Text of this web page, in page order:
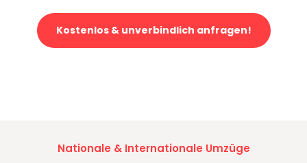
Kostenlos & unverbindlich anfragen!
Nationale & Internationale Umzüge